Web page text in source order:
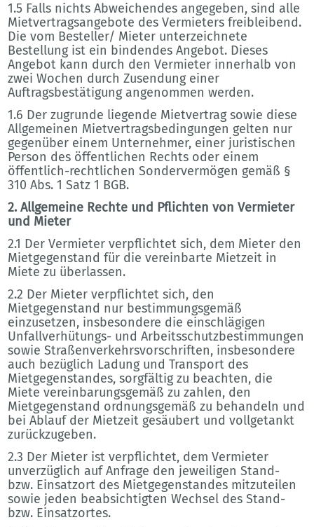
1.5 Falls nichts Abweichendes angegeben, sind alle
Mietvertragsangebote des Vermieters freibleibend.
Die vom Besteller/ Mieter unterzeichnete
Bestellung ist ein bindendes Angebot. Dieses
Angebot kann durch den Vermieter innerhalb von
zwei Wochen durch Zusendung einer
Auftragsbestätigung angenommen werden.
1.6 Der zugrunde liegende Mietvertrag sowie diese
Allgemeinen Mietvertragsbedingungen gelten nur
gegenüber einem Unternehmer, einer juristischen
Person des öffentlichen Rechts oder einem
öffentlich-rechtlichen Sondervermögen gemäß §
310 Abs. 1 Satz 1 BGB.
2. Allgemeine Rechte und Pflichten von Vermieter
und Mieter
2.1 Der Vermieter verpflichtet sich, dem Mieter den
Mietgegenstand für die vereinbarte Mietzeit in
Miete zu überlassen.
2.2 Der Mieter verpflichtet sich, den
Mietgegenstand nur bestimmungsgemäß
einzusetzen, insbesondere die einschlägigen
Unfallverhütungs- und Arbeitsschutzbestimmungen
sowie Straßenverkehrsvorschriften, insbesondere
auch bezüglich Ladung und Transport des
Mietgegenstandes, sorgfältig zu beachten, die
Miete vereinbarungsgemäß zu zahlen, den
Mietgegenstand ordnungsgemäß zu behandeln und
bei Ablauf der Mietzeit gesäubert und vollgetankt
zurückzugeben.
2.3 Der Mieter ist verpflichtet, dem Vermieter
unverzüglich auf Anfrage den jeweiligen Stand-
bzw. Einsatzort des Mietgegenstandes mitzuteilen
sowie jeden beabsichtigten Wechsel des Stand-
bzw. Einsatzortes.